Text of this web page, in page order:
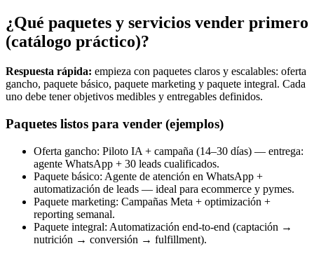
¿Qué paquetes y servicios vender primero
(catálogo práctico)?
Respuesta rápida: empieza con paquetes claros y escalables: oferta
gancho, paquete básico, paquete marketing y paquete integral. Cada
uno debe tener objetivos medibles y entregables definidos.
Paquetes listos para vender (ejemplos)
Oferta gancho: Piloto IA + campaña (14–30 días) — entrega:
agente WhatsApp + 30 leads cualificados.
Paquete básico: Agente de atención en WhatsApp +
automatización de leads — ideal para ecommerce y pymes.
Paquete marketing: Campañas Meta + optimización +
reporting semanal.
Paquete integral: Automatización end‑to‑end (captación →
nutrición → conversión → fulfillment).